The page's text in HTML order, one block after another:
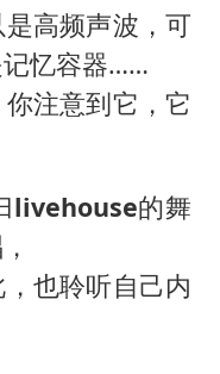
高频声波，可
记忆容器……
注意到它，它
livehouse的舞
也聆听自己内